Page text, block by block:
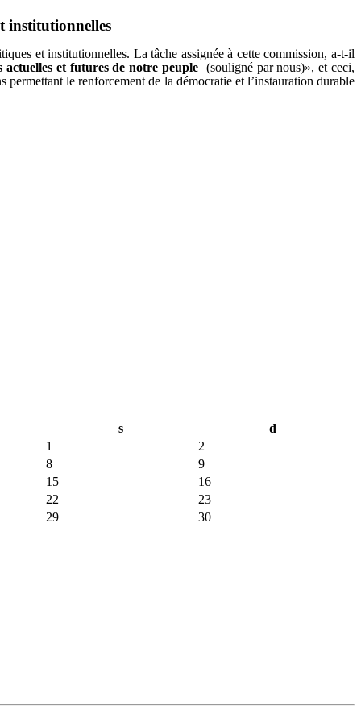
institutionnelles
et institutionnelles. La tâche assignée à cette commission, a-t-il
actuelles et futures de notre peuple (souligné par nous)», et ceci,
le renforcement de la démocratie et l’instauration durable
s
d
1
2
8
9
15
16
22
23
29
30